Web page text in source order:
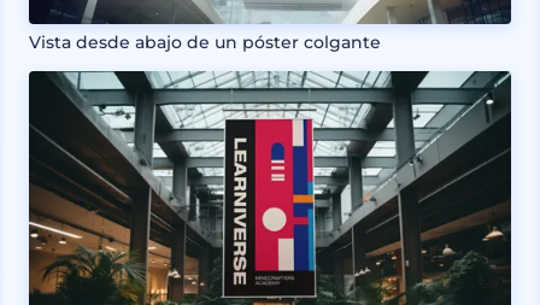
Vista desde abajo de un póster colgante